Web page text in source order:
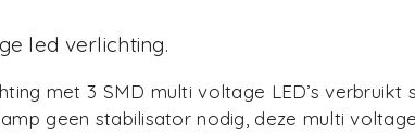
led verlichting.
met 3 SMD multi voltage LED’s
geen stabilisator nodig, deze multi